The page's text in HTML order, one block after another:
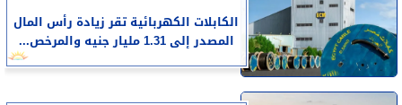
الكابلات الكهربائية تقر زيادة رأس المال
المصدر إلى 1.31 مليار جنيه والمرخص...